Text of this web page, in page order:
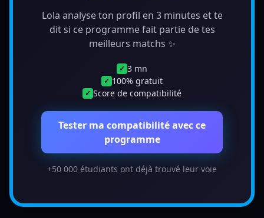
Lola analyse ton profil en 3 minutes et te
dit si ce programme fait partie de tes
meilleurs matchs ✨
✓ 3 mn
✓ 100% gratuit
✓ Score de compatibilité
Tester ma compatibilité avec ce
programme
+50 000 étudiants ont déjà trouvé leur voie